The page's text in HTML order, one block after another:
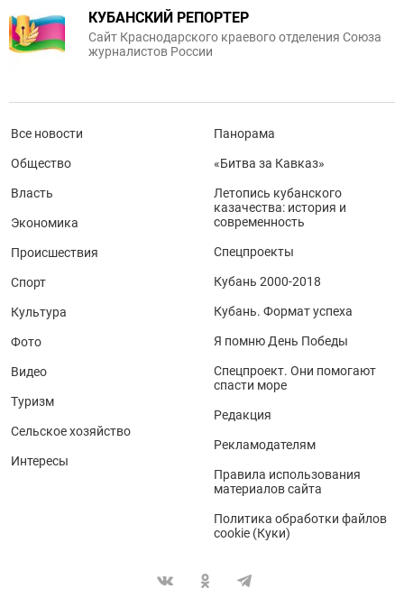
КУБАНСКИЙ РЕПОРТЕР
Сайт Краснодарского краевого отделения Союза
журналистов России
Все новости
Общество
Власть
Экономика
Происшествия
Спорт
Культура
Фото
Видео
Туризм
Сельское хозяйство
Интересы
Панорама
«Битва за Кавказ»
Летопись кубанского
казачества: история и
современность
Спецпроекты
Кубань 2000-2018
Кубань. Формат успеха
Я помню День Победы
Спецпроект. Они помогают
спасти море
Редакция
Рекламодателям
Правила использования
материалов сайта
Политика обработки файлов
cookie (Куки)